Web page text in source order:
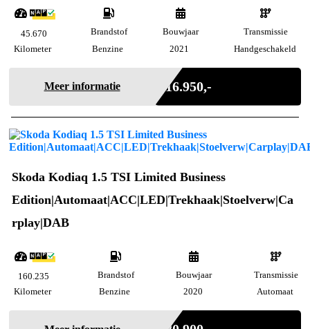
45.670
Kilometer
Brandstof
Benzine
Bouwjaar
2021
Transmissie
Handgeschakeld
Meer informatie € 16.950,-
Skoda Kodiaq 1.5 TSI Limited Business
Edition|Automaat|ACC|LED|Trekhaak|Stoelverw|Ca
rplay|DAB
160.235
Kilometer
Brandstof
Benzine
Bouwjaar
2020
Transmissie
Automaat